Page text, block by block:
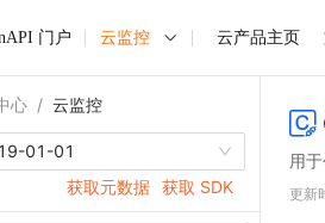
门户 云监控 云产品主页
心 / 云监控
01-01
获取元数据 获取 SDK
用
更新